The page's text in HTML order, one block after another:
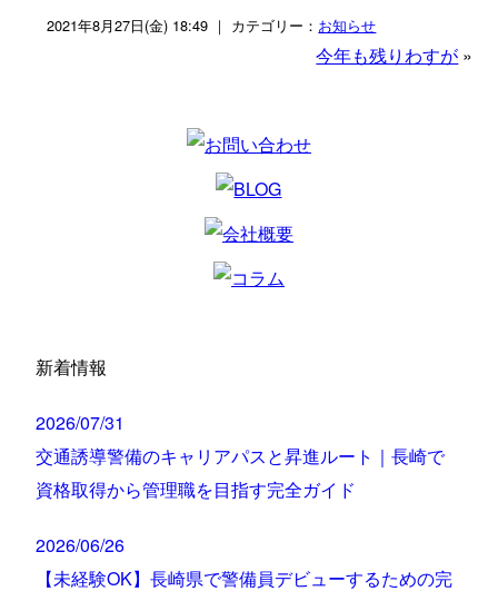
2021年8月27日(金) 18:49 ｜ カテゴリー： お知らせ
今年も残りわすが »
新着情報
2026/07/31
交通誘導警備のキャリアパスと昇進ルート｜長崎で
資格取得から管理職を目指す完全ガイド
2026/06/26
【未経験OK】長崎県で警備員デビューするための完